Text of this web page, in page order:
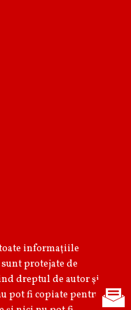
informaţiile
protejate de
dreptul de autor şi
pot fi copiate pentru